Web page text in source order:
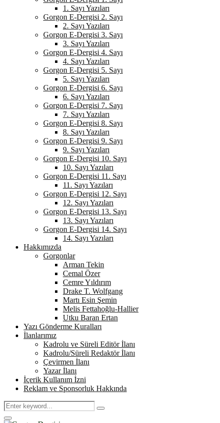
1. Sayı Yazıları
Gorgon E-Dergisi 2. Sayı
2. Sayı Yazıları
Gorgon E-Dergisi 3. Sayı
3. Sayı Yazıları
Gorgon E-Dergisi 4. Sayı
4. Sayı Yazıları
Gorgon E-Dergisi 5. Sayı
5. Sayı Yazıları
Gorgon E-Dergisi 6. Sayı
6. Sayı Yazıları
Gorgon E-Dergisi 7. Sayı
7. Sayı Yazıları
Gorgon E-Dergisi 8. Sayı
8. Sayı Yazıları
Gorgon E-Dergisi 9. Sayı
9. Sayı Yazıları
Gorgon E-Dergisi 10. Sayı
10. Sayı Yazıları
Gorgon E-Dergisi 11. Sayı
11. Sayı Yazıları
Gorgon E-Dergisi 12. Sayı
12. Sayı Yazıları
Gorgon E-Dergisi 13. Sayı
13. Sayı Yazıları
Gorgon E-Dergisi 14. Sayı
14. Sayı Yazıları
Hakkımızda
Gorgonlar
Arman Tekin
Cemal Özer
Cemre Yıldırım
Drake T. Wolfgang
Martı Esin Şemin
Melis Fettahoğlu-Hallier
Utku Baran Ertan
Yazı Gönderme Kuralları
İlanlarımız
Kadrolu ve Süreli Editör İlanı
Kadrolu/Süreli Redaktör İlanı
Çevirmen İlanı
Yazar İlanı
İçerik Kullanım İzni
Reklam ve Sponsorluk Hakkında
Search
for:
Search
Primary